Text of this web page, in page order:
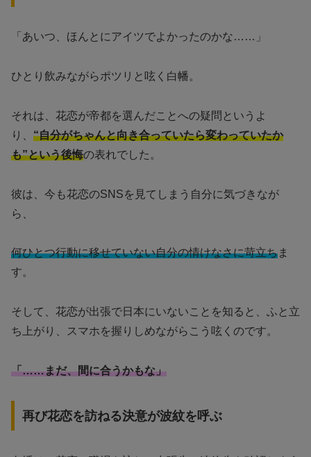
「あいつ、ほんとにアイツでよかったのかな……」
ひとり飲みながらポツリと呟く白幡。
それは、花恋が帝都を選んだことへの疑問というよ
り、 “自分がちゃんと向き合っていたら変わっていたか
も”という後悔の表れでした。
彼は、今も花恋のSNSを見てしまう自分に気づきなが
ら、
何ひとつ行動に移せていない自分の情けなさに苛立ちま
す。
そして、花恋が出張で日本にいないことを知ると、ふと立
ち上がり、スマホを握りしめながらこう呟くのです。
「……まだ、間に合うかもな」
再び花恋を訪ねる決意が波紋を呼ぶ